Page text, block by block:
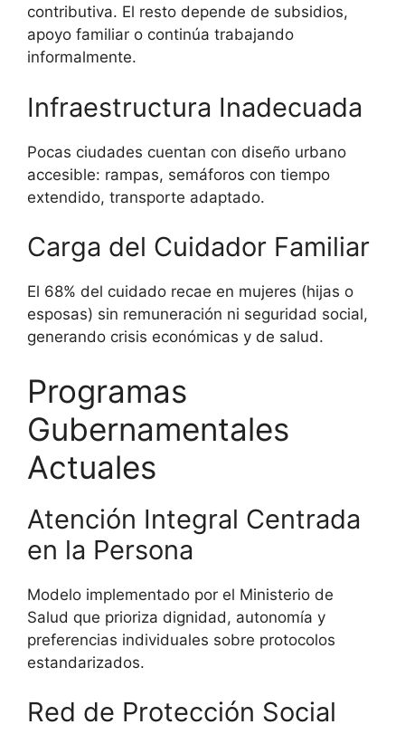
contributiva. El resto depende de subsidios,
apoyo familiar o continúa trabajando
informalmente.
Infraestructura Inadecuada
Pocas ciudades cuentan con diseño urbano
accesible: rampas, semáforos con tiempo
extendido, transporte adaptado.
Carga del Cuidador Familiar
El 68% del cuidado recae en mujeres (hijas o
esposas) sin remuneración ni seguridad social,
generando crisis económicas y de salud.
Programas
Gubernamentales
Actuales
Atención Integral Centrada
en la Persona
Modelo implementado por el Ministerio de
Salud que prioriza dignidad, autonomía y
preferencias individuales sobre protocolos
estandarizados.
Red de Protección Social